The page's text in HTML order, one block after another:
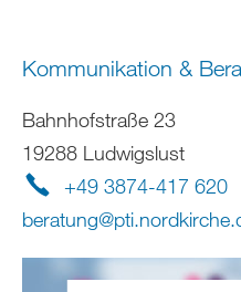
Kommunikation &
Bahnhofstraße 23
19288 Ludwigslust
+49 3874-417 620
beratung@pti.nordkirche.